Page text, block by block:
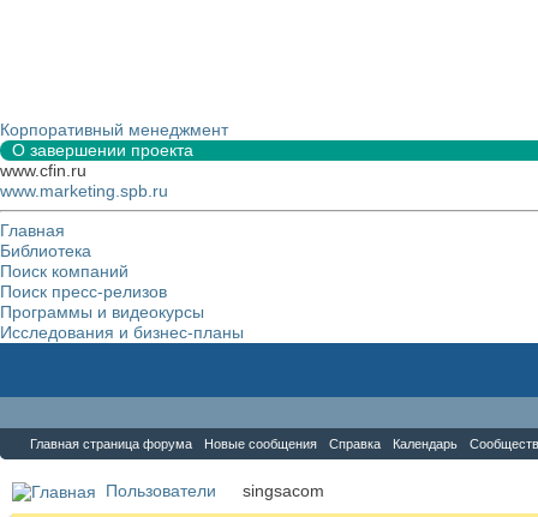
Корпоративный менеджмент
О завершении проекта
www.cfin.ru
www.marketing.spb.ru
Главная
Библиотека
Поиск компаний
Поиск пресс-релизов
Программы и видеокурсы
Исследования и бизнес-планы
Главная страница форума Новые сообщения Справка Календарь
Пользователи singsacom